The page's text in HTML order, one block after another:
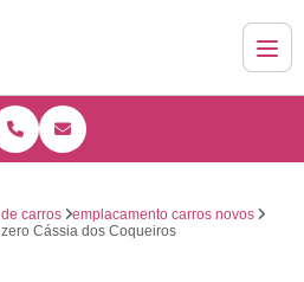
carros
emplacamento carros novos
Cássia dos Coqueiros